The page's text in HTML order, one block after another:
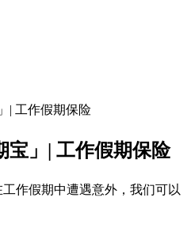
| 工作假期保险
宝」| 工作假期保险
作假期中遭遇意外，我们可以